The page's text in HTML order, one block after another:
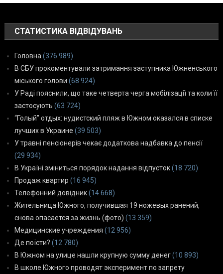
СТАТИСТИКА ВІДВІДУВАНЬ
Головна (376 989)
В СБУ прокоментували затримання заступника Южненського
міського голови (68 924)
У Раді пояснили, що таке четверта черга мобілізації та коли її
застосують (63 724)
“Голый” отдых: нудистский пляж в Южном оказался в списке
лучших в Украине (39 503)
У травні пенсіонерів чекає додаткова надбавка до пенсії
(29 934)
В Україні зміниться порядок надання відпусток(18 720)
Продаж квартир (16 945)
Телефонний довідник(14 668)
Жительница Южного, получившая 19 ножевых ранений,
снова опасается за жизнь (фото) (13 359)
Медицинские учреждения (12 956)
Де поїсти? (12 780)
В Южном на улице нашли крупную сумму денег(10 893)
В школе Южного проводят эксперимент по запрету